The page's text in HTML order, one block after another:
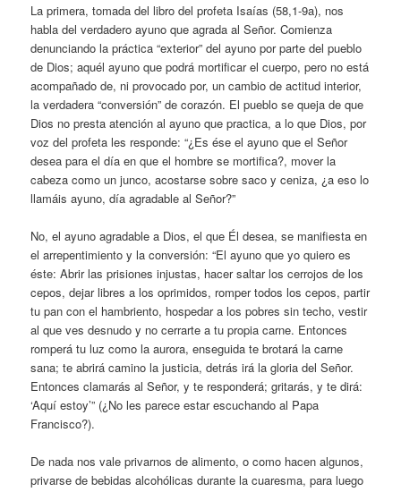
La primera, tomada del libro del profeta Isaías (58,1-9a), nos
habla del verdadero ayuno que agrada al Señor. Comienza
denunciando la práctica “exterior” del ayuno por parte del pueblo
de Dios; aquél ayuno que podrá mortificar el cuerpo, pero no está
acompañado de, ni provocado por, un cambio de actitud interior,
la verdadera “conversión” de corazón. El pueblo se queja de que
Dios no presta atención al ayuno que practica, a lo que Dios, por
voz del profeta les responde: “¿Es ése el ayuno que el Señor
desea para el día en que el hombre se mortifica?, mover la
cabeza como un junco, acostarse sobre saco y ceniza, ¿a eso lo
llamáis ayuno, día agradable al Señor?”
No, el ayuno agradable a Dios, el que Él desea, se manifiesta en
el arrepentimiento y la conversión: “El ayuno que yo quiero es
éste: Abrir las prisiones injustas, hacer saltar los cerrojos de los
cepos, dejar libres a los oprimidos, romper todos los cepos, partir
tu pan con el hambriento, hospedar a los pobres sin techo, vestir
al que ves desnudo y no cerrarte a tu propia carne. Entonces
romperá tu luz como la aurora, enseguida te brotará la carne
sana; te abrirá camino la justicia, detrás irá la gloria del Señor.
Entonces clamarás al Señor, y te responderá; gritarás, y te dirá:
‘Aquí estoy’” (¿No les parece estar escuchando al Papa
Francisco?).
De nada nos vale privarnos de alimento, o como hacen algunos,
privarse de bebidas alcohólicas durante la cuaresma, para luego